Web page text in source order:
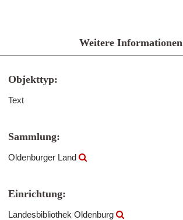
Weitere Informationen
Objekttyp:
Text
Sammlung:
Oldenburger Land
Einrichtung:
Landesbibliothek Oldenburg